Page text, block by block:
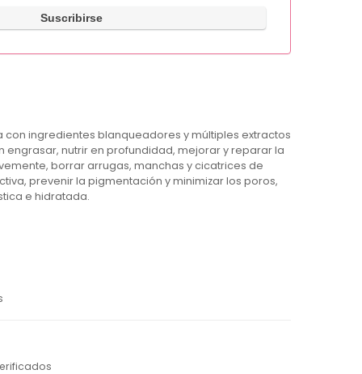
con ingredientes blanqueadores y múltiples extractos
engrasar, nutrir en profundidad, mejorar y reparar la
borrar arrugas, manchas y cicatrices de
prevenir la pigmentación y minimizar los poros,
e hidratada.